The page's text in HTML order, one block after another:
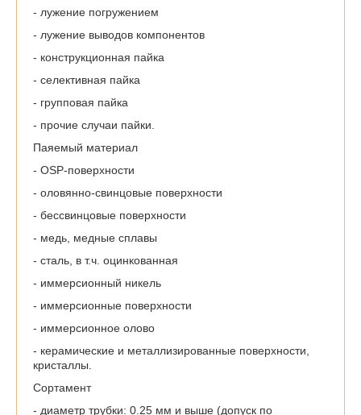
- лужение погружением
- лужение выводов компонентов
- конструкционная пайка
- селективная пайка
- групповая пайка
- прочие случаи пайки.
Паяемый материал
- OSP-поверхности
- оловянно-свинцовые поверхности
- бессвинцовые поверхности
- медь, медные сплавы
- сталь, в т.ч. оцинкованная
- иммерсионный никель
- иммерсионные поверхности
- иммерсионное олово
- керамические и металлизированные поверхности,
кристаллы.
Сортамент
- диаметр трубки: 0.25 мм и выше (допуск по